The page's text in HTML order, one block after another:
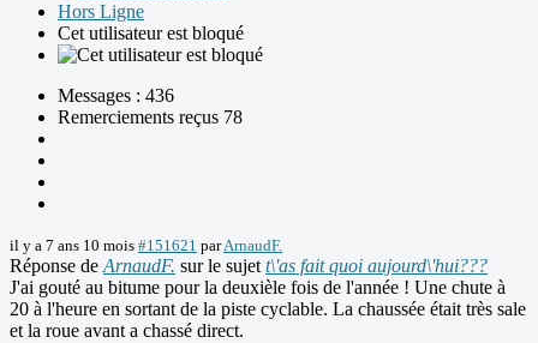
Hors Ligne
Cet utilisateur est bloqué
Messages : 436
Remerciements reçus 78
il y a 7 ans 10 mois #151621 parArnaudF.
Réponse de ArnaudF. sur le sujet t\'as fait quoi aujourd\'hui???
J'ai gouté au bitume pour la deuxièle fois de l'année ! Une chute à
20 à l'heure en sortant de la piste cyclable. La chaussée était très sale
et la roue avant a chassé direct.